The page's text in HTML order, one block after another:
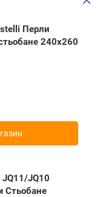
Перли
240x260
JQ10
Стьобане